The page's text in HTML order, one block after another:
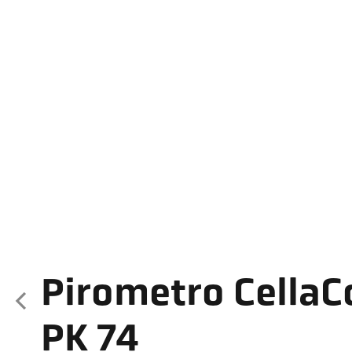
Pirometro
PK 74